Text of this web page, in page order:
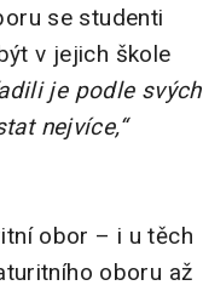
se studenti
v jejich škole
je podle svých
nejvíce,“
obor – i u těch
oboru až